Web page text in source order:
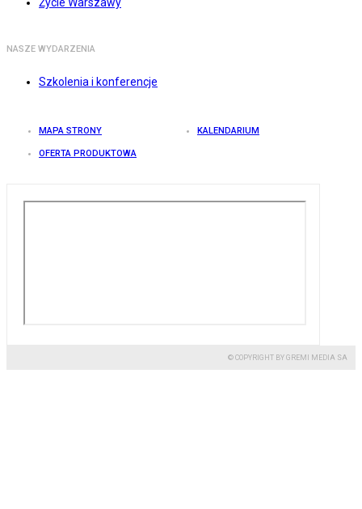
NASZE WYDARZENIA
Szkolenia i konferencje
MAPA STRONY KALENDARIUM
OFERTA PRODUKTOWA
© COPYRIGHT BY GREMI MEDIA SA